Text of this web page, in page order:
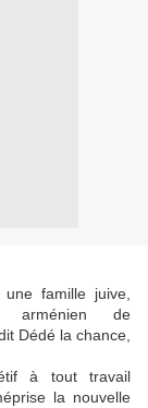
famille juive,
arménien de
Dédé la chance,
à tout travail
la nouvelle